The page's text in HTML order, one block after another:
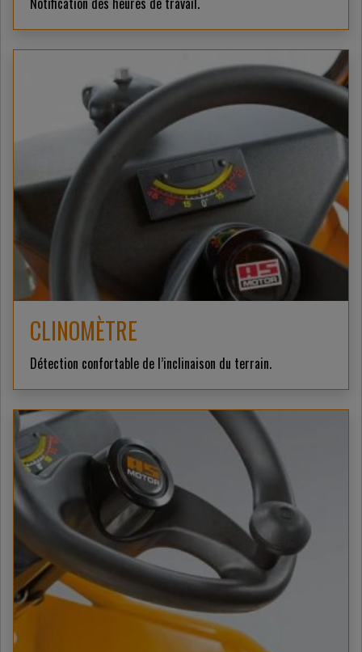
CLINOMÈTRE
Détection confortable de l’inclinaison du terrain.